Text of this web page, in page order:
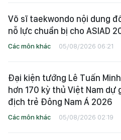
Võ sĩ taekwondo nội dung
nỗ lực chuẩn bị cho ASIAD
Các môn khác 05/08/2026 06:21
Đại kiện tướng Lê Tuấn
hơn 170 kỳ thủ Việt Nam dự
địch trẻ Đông Nam Á 2026
Các môn khác 05/08/2026 02:19